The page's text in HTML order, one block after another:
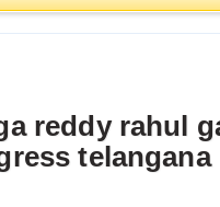
reddy rahul